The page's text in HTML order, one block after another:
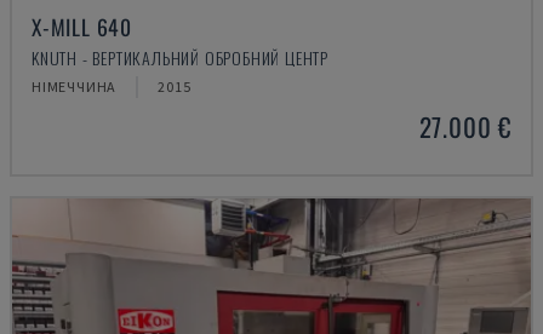
X-MILL 640
KNUTH - ВЕРТИКАЛЬНИЙ ОБРОБНИЙ ЦЕНТР
НІМЕЧЧИНА 2015
27.000 €